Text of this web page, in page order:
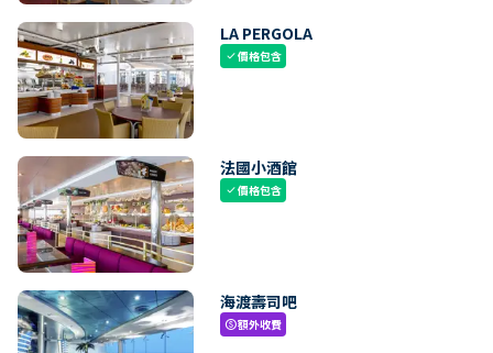
LA PERGOLA
check價格包含
法國小酒館
check價格包含
海渡壽司吧
paid額外收費